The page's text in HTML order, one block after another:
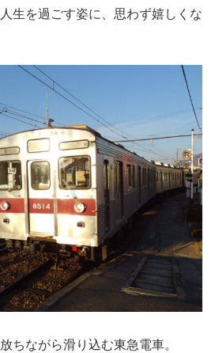
生を過ごす姿に、思わず嬉しくな
ちながら滑り込む東急電車。